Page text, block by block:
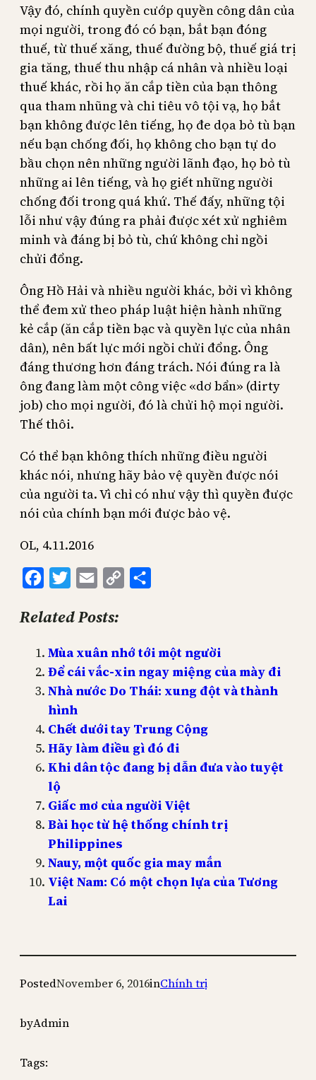
Vậy đó, chính quyền cướp quyền công dân của
mọi người, trong đó có bạn, bắt bạn đóng
thuế, từ thuế xăng, thuế đường bộ, thuế giá trị
gia tăng, thuế thu nhập cá nhân và nhiều loại
thuế khác, rồi họ ăn cắp tiền của bạn thông
qua tham nhũng và chi tiêu vô tội vạ, họ bắt
bạn không được lên tiếng, họ đe dọa bỏ tù bạn
nếu bạn chống đối, họ không cho bạn tự do
bầu chọn nên những người lãnh đạo, họ bỏ tù
những ai lên tiếng, và họ giết những người
chống đối trong quá khứ. Thế đấy, những tội
lỗi như vậy đúng ra phải được xét xử nghiêm
minh và đáng bị bỏ tù, chứ không chỉ ngồi
chửi đổng.
Ông Hồ Hải và nhiều người khác, bởi vì không
thể đem xử theo pháp luật hiện hành những
kẻ cắp (ăn cắp tiền bạc và quyền lực của nhân
dân), nên bất lực mới ngồi chửi đổng. Ông
đáng thương hơn đáng trách. Nói đúng ra là
ông đang làm một công việc «dơ bẩn» (dirty
job) cho mọi người, đó là chửi hộ mọi người.
Thế thôi.
Có thể bạn không thích những điều người
khác nói, nhưng hãy bảo vệ quyền được nói
của người ta. Vì chỉ có như vậy thì quyền được
nói của chính bạn mới được bảo vệ.
OL, 4.11.2016
FacebookTwitterEmail
Copy
Related Posts:
Mùa xuân nhớ tới một người
Để cái vắc-xin ngay miệng của mày đi
Nhà nước Do Thái: xung đột và thành
hình
Chết dưới tay Trung Cộng
Hãy làm điều gì đó đi
Khi dân tộc đang bị dẫn đưa vào tuyệt
lộ
Giấc mơ của người Việt
Bài học từ hệ thống chính trị
Philippines
Nauy, một quốc gia may mắn
Việt Nam: Có một chọn lựa của Tương
Lai
PostedNovember 6, 2016inChính trị
byAdmin
Tags: